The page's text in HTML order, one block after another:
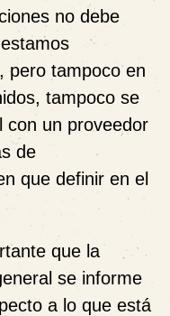
no debe
pero tampoco en
tampoco se
con un proveedor
de
que definir en el
que la
se informe
a lo que está